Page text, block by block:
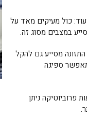
כול מעיקים מאד על
במצבים מסוג זה.
מסייע גם להקל
ספיגה
פרוביוטיקה ניתן